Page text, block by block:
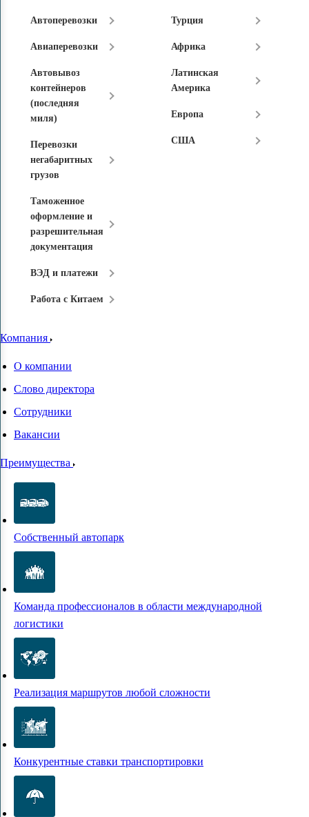
Автоперевозки
Авиаперевозки
Автовывоз
контейнеров
(последняя
миля)
Перевозки
негабаритных
грузов
Таможенное
оформление и
разрешительная
документация
ВЭД и платежи
Работа с Китаем
Турция
Африка
Латинская
Америка
Европа
США
Компания
О компании
Слово директора
Сотрудники
Вакансии
Преимущества
Собственный автопарк
Команда профессионалов в области международной
логистики
Реализация маршрутов любой сложности
Конкурентные ставки транспортировки